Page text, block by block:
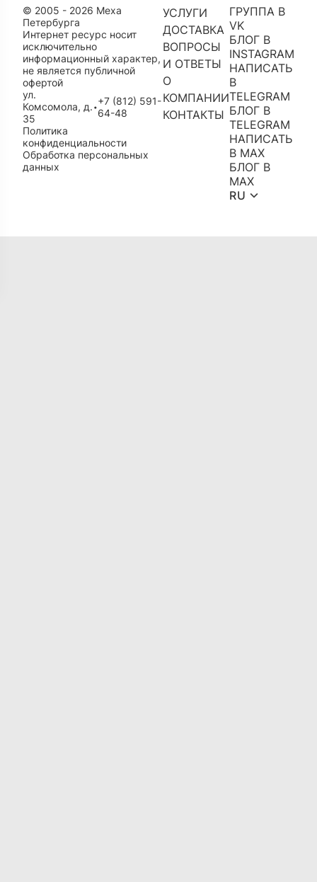
© 2005 - 2026 Меха
Петербурга
Интернет ресурс носит
исключительно
информационный характер,
не является публичной
офертой
ул.
Комсомола, д.
35
•+7 (812) 591-
64-48
Политика
конфиденциальности
Обработка персональных
данных
УСЛУГИ
ДОСТАВКА
ВОПРОСЫ
И ОТВЕТЫ
О
КОМПАНИИ
КОНТАКТЫ
ГРУППА В
VK
БЛОГ В
INSTAGRAM
НАПИСАТЬ
В
TELEGRAM
БЛОГ В
TELEGRAM
НАПИСАТЬ
В MAX
БЛОГ В
MAX
RU